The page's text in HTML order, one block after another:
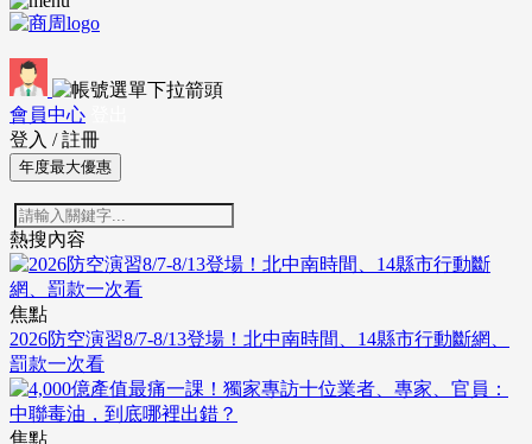
會員中心
登入 / 註冊
年度最大優惠
熱搜內容
焦點
2026防空演習8/7-8/13登場！北中南時間、14縣市行動斷網、
罰款一次看
焦點